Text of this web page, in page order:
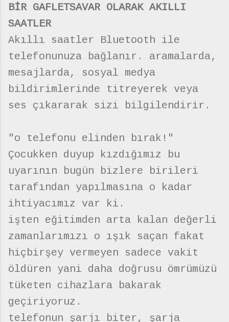
BİR GAFLETSAVAR OLARAK AKILLI
SAATLER
Akıllı saatler Bluetooth ile
telefonunuza bağlanır. aramalarda,
mesajlarda, sosyal medya
bildirimlerinde titreyerek veya
ses çıkararak sizi bilgilendirir.
"o telefonu elinden bırak!"
Çocukken duyup kızdığımız bu
uyarının bugün bizlere birileri
tarafından yapılmasına o kadar
ihtiyacımız var ki.
işten eğitimden arta kalan değerli
zamanlarımızı o ışık saçan fakat
hiçbirşey vermeyen sadece vakit
öldüren yani daha doğrusu ömrümüzü
tüketen cihazlara bakarak
geçiriyoruz.
telefonun şarjı biter, şarja